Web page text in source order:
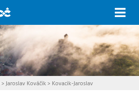
> Jaroslav Kováčik> Kovacik-Jaroslav